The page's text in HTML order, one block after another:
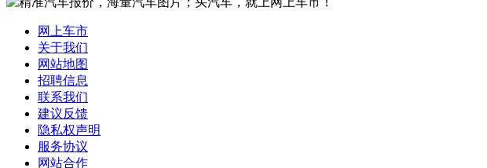
网上车市
关于我们
网站地图
招聘信息
联系我们
建议反馈
隐私权声明
服务协议
网站合作